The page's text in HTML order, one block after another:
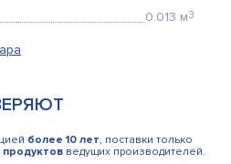
0.013 м3
более 10 лет, поставки только
ведущих производителей.